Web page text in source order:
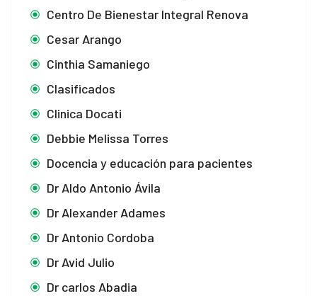
Centro De Bienestar Integral Renova
Cesar Arango
Cinthia Samaniego
Clasificados
Clinica Docati
Debbie Melissa Torres
Docencia y educación para pacientes
Dr Aldo Antonio Ávila
Dr Alexander Adames
Dr Antonio Cordoba
Dr Avid Julio
Dr carlos Abadia